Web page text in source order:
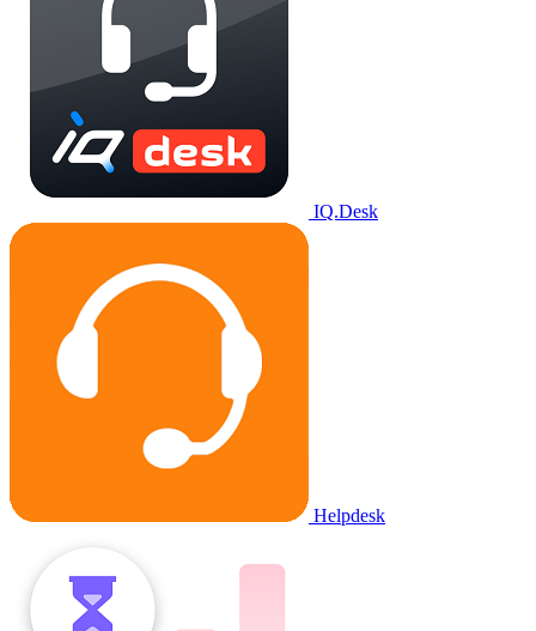
IQ.Desk
Helpdesk